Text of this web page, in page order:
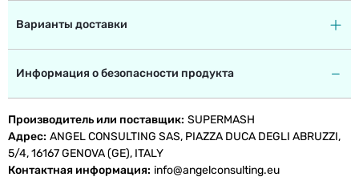
Варианты доставки
Информация о безопасности продукта
Производитель или поставщик SUPERMASH
Адрес ANGEL CONSULTING SAS, PIAZZA DUCA DEGLI ABRUZZI,
5/4, 16167 GENOVA (GE), ITALY
Контактная информация info@angelconsulting.eu